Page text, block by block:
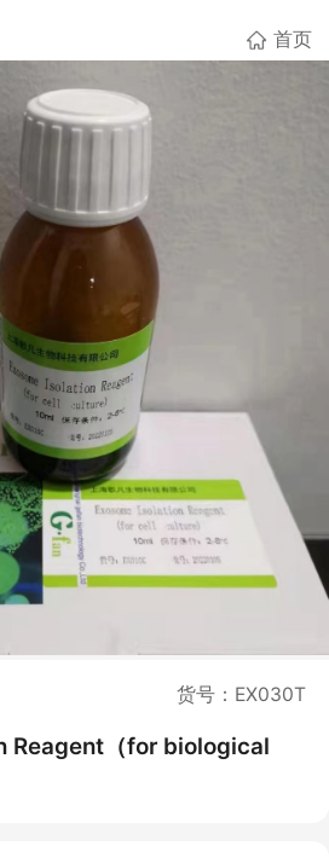
首页
货号：EX030T
Reagent（for biological